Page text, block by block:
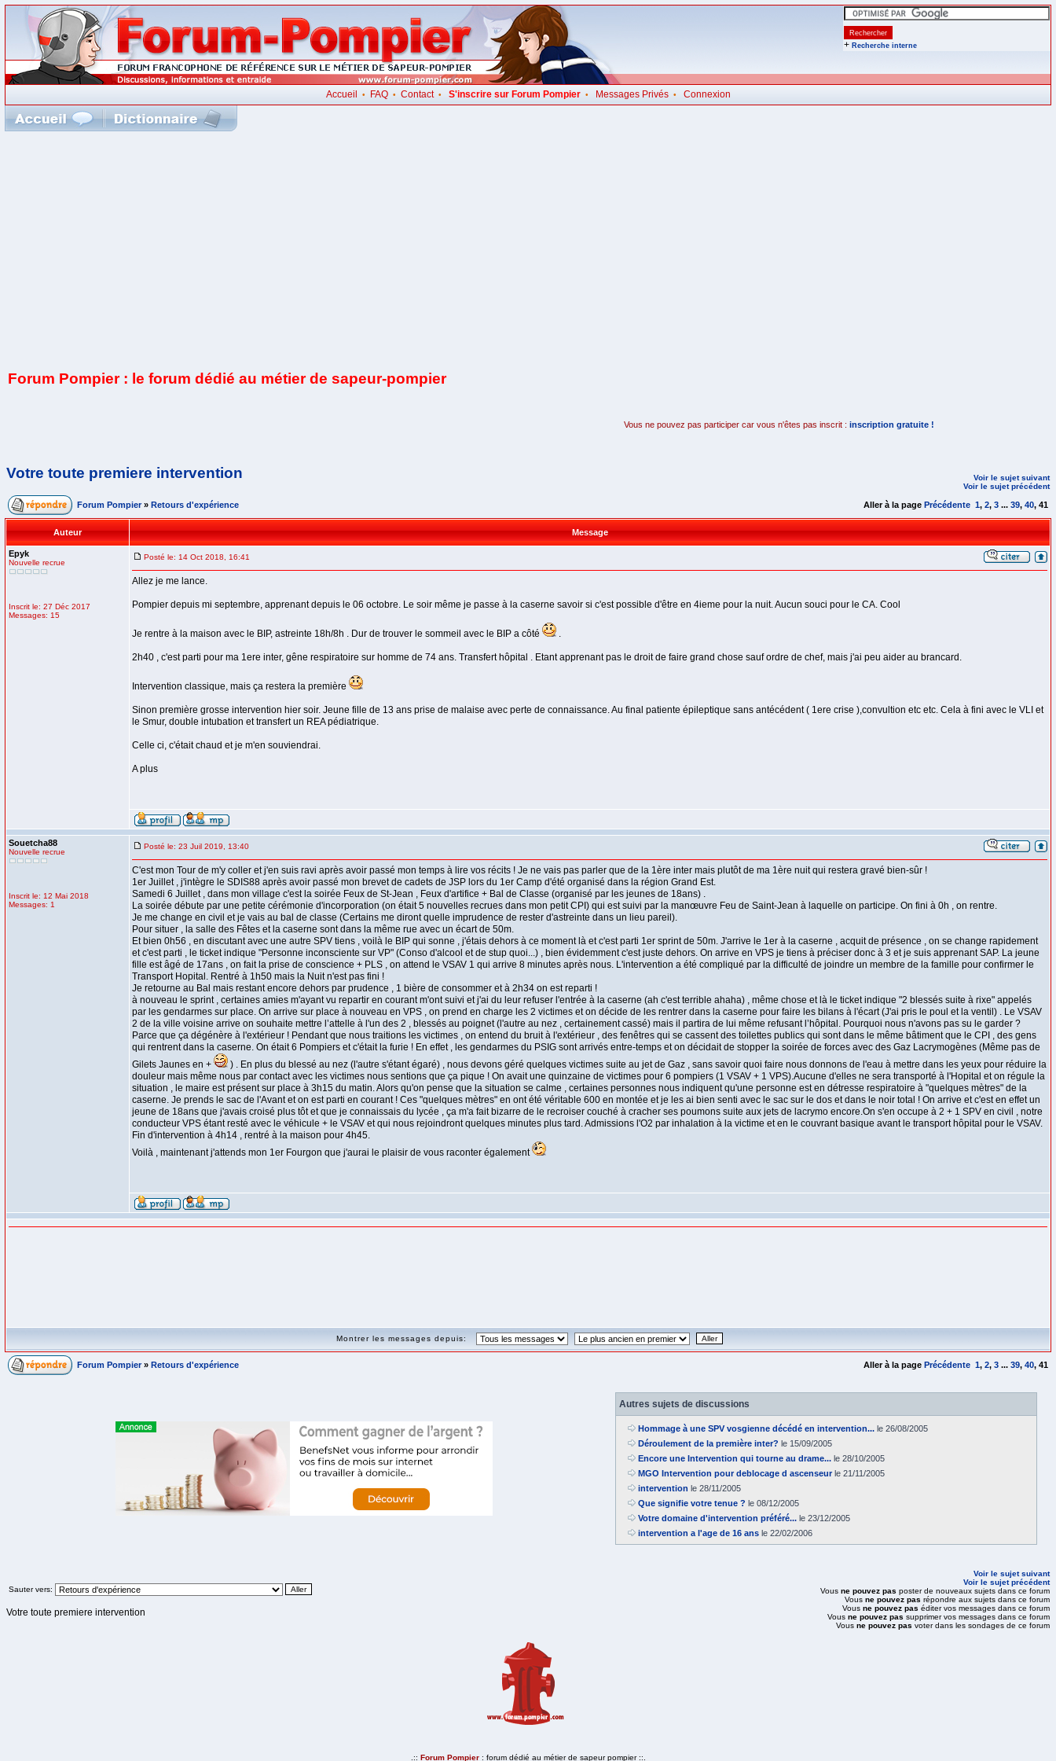
+ Recherche interne
Accueil • FAQ• Contact• S'inscrire sur Forum Pompier• Messages Privés• Connexion
Forum Pompier : le forum dédié au métier de sapeur-pompier
Vous ne pouvez pas participer car vous n'êtes pas inscrit : inscription gratuite !
Votre toute premiere intervention
Voir le sujet suivant
Voir le sujet précédent
Forum Pompier » Retours d'expérience Aller à la page Précédente 1, 2, 3 ... 39, 40, 41
Auteur Message
Epyk
Nouvelle recrue
Inscrit le: 27 Déc 2017
Messages: 15
Posté le: 14 Oct 2018, 16:41
Allez je me lance.
Pompier depuis mi septembre, apprenant depuis le 06 octobre. Le soir même je passe à la caserne savoir si c'est possible d'être en 4ieme pour la nuit. Aucun souci pour le CA. Cool
Je rentre à la maison avec le BIP, astreinte 18h/8h . Dur de trouver le sommeil avec le BIP a côté .
2h40 , c'est parti pour ma 1ere inter, gêne respiratoire sur homme de 74 ans. Transfert hôpital . Etant apprenant pas le droit de faire grand chose sauf ordre de chef, mais j'ai peu aider au brancard.
Intervention classique, mais ça restera la première
Sinon première grosse intervention hier soir. Jeune fille de 13 ans prise de malaise avec perte de connaissance. Au final patiente épileptique sans antécédent ( 1ere crise ),convultion etc etc. Cela à fini avec le VLI et
le Smur, double intubation et transfert un REA pédiatrique.
Celle ci, c'était chaud et je m'en souviendrai.
A plus
Souetcha88
Nouvelle recrue
Inscrit le: 12 Mai 2018
Messages: 1
Posté le: 23 Juil 2019, 13:40
C'est mon Tour de m'y coller et j'en suis ravi après avoir passé mon temps à lire vos récits ! Je ne vais pas parler que de la 1ère inter mais plutôt de ma 1ère nuit qui restera gravé bien-sûr !
1er Juillet , j'intègre le SDIS88 après avoir passé mon brevet de cadets de JSP lors du 1er Camp d'été organisé dans la région Grand Est.
Samedi 6 Juillet , dans mon village c'est la soirée Feux de St-Jean , Feux d'artifice + Bal de Classe (organisé par les jeunes de 18ans) .
La soirée débute par une petite cérémonie d'incorporation (on était 5 nouvelles recrues dans mon petit CPI) qui est suivi par la manœuvre Feu de Saint-Jean à laquelle on participe. On fini à 0h , on rentre.
Je me change en civil et je vais au bal de classe (Certains me diront quelle imprudence de rester d'astreinte dans un lieu pareil).
Pour situer , la salle des Fêtes et la caserne sont dans la même rue avec un écart de 50m.
Et bien 0h56 , en discutant avec une autre SPV tiens , voilà le BIP qui sonne , j'étais dehors à ce moment là et c'est parti 1er sprint de 50m. J'arrive le 1er à la caserne , acquit de présence , on se change rapidement
et c'est parti , le ticket indique "Personne inconsciente sur VP" (Conso d'alcool et de stup quoi...) , bien évidemment c'est juste dehors. On arrive en VPS je tiens à préciser donc à 3 et je suis apprenant SAP. La jeune
fille est âgé de 17ans , on fait la prise de conscience + PLS , on attend le VSAV 1 qui arrive 8 minutes après nous. L'intervention a été compliqué par la difficulté de joindre un membre de la famille pour confirmer le
Transport Hopital. Rentré à 1h50 mais la Nuit n'est pas fini !
Je retourne au Bal mais restant encore dehors par prudence , 1 bière de consommer et à 2h34 on est reparti !
à nouveau le sprint , certaines amies m'ayant vu repartir en courant m'ont suivi et j'ai du leur refuser l'entrée à la caserne (ah c'est terrible ahaha) , même chose et là le ticket indique "2 blessés suite à rixe" appelés
par les gendarmes sur place. On arrive sur place à nouveau en VPS , on prend en charge les 2 victimes et on décide de les rentrer dans la caserne pour faire les bilans à l'écart (J'ai pris le poul et la ventil) . Le VSAV
2 de la ville voisine arrive on souhaite mettre l’attelle à l'un des 2 , blessés au poignet (l'autre au nez , certainement cassé) mais il partira de lui même refusant l’hôpital. Pourquoi nous n'avons pas su le garder ?
Parce que ça dégénère à l'extérieur ! Pendant que nous traitions les victimes , on entend du bruit à l'extérieur , des fenêtres qui se cassent des toilettes publics qui sont dans le même bâtiment que le CPI , des gens
qui rentrent dans la caserne. On était 6 Pompiers et c'était la furie ! En effet , les gendarmes du PSIG sont arrivés entre-temps et on décidait de stopper la soirée de forces avec des Gaz Lacrymogènes (Même pas de
Gilets Jaunes en +
) . En plus du blessé au nez (l'autre s'étant égaré) , nous devons géré quelques victimes suite au jet de Gaz , sans savoir quoi faire nous donnons de l'eau à mettre dans les yeux pour réduire la
douleur mais même nous par contact avec les victimes nous sentions que ça pique ! On avait une quinzaine de victimes pour 6 pompiers (1 VSAV + 1 VPS).Aucune d'elles ne sera transporté à l'Hopital et on régule la
situation , le maire est présent sur place à 3h15 du matin. Alors qu'on pense que la situation se calme , certaines personnes nous indiquent qu'une personne est en détresse respiratoire à "quelques mètres" de la
caserne. Je prends le sac de l'Avant et on est parti en courant ! Ces "quelques mètres" en ont été véritable 600 en montée et je les ai bien senti avec le sac sur le dos et dans le noir total ! On arrive et c'est en effet un
jeune de 18ans que j'avais croisé plus tôt et que je connaissais du lycée , ça m'a fait bizarre de le recroiser couché à cracher ses poumons suite aux jets de lacrymo encore.On s'en occupe à 2 + 1 SPV en civil , notre
conducteur VPS étant resté avec le véhicule + le VSAV et qui nous rejoindront quelques minutes plus tard. Admissions l'O2 par inhalation à la victime et en le couvrant basique avant le transport hôpital pour le VSAV.
Fin d'intervention à 4h14 , rentré à la maison pour 4h45.
Voilà , maintenant j'attends mon 1er Fourgon que j'aurai le plaisir de vous raconter également
Montrer les messages depuis:
Forum Pompier » Retours d'expérience Aller à la page Précédente 1, 2, 3 ... 39, 40, 41
Autres sujets de discussions
Hommage à une SPV vosgienne décédé en intervention... le 26/08/2005
Déroulement de la première inter? le 15/09/2005
Encore une Intervention qui tourne au drame... le 28/10/2005
MGO Intervention pour deblocage d ascenseurle 21/11/2005
intervention le 28/11/2005
Que signifie votre tenue ? le 08/12/2005
Votre domaine d'intervention préféré... le 23/12/2005
intervention a l'age de 16 ans le 22/02/2006
Sauter vers:
Votre toute premiere intervention
Voir le sujet suivant
Voir le sujet précédent
Vous ne pouvez pas poster de nouveaux sujets dans ce forum
Vous ne pouvez pas répondre aux sujets dans ce forum
Vous ne pouvez pas éditer vos messages dans ce forum
Vous ne pouvez pas supprimer vos messages dans ce forum
Vous ne pouvez pas voter dans les sondages de ce forum
.:: Forum Pompier: forum dédié au métier de sapeur pompier ::.